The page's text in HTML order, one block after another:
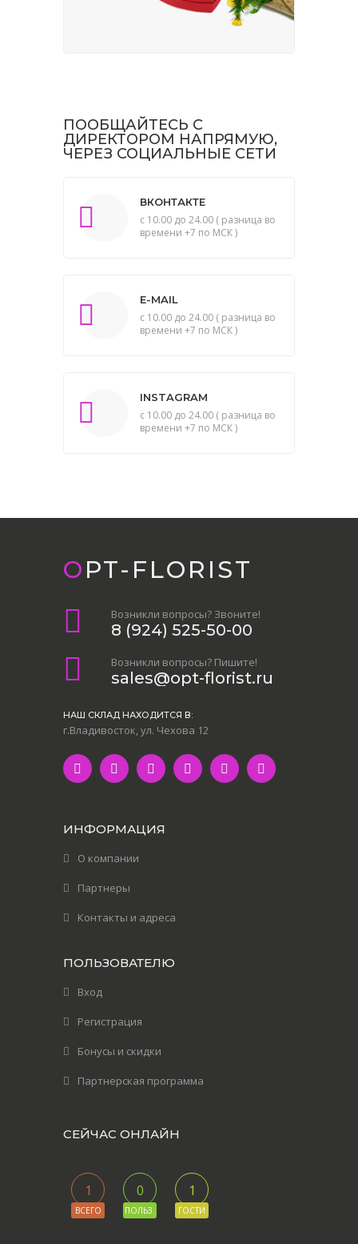
ПООБЩАЙТЕСЬ С
ДИРЕКТОРОМ НАПРЯМУЮ,
ЧЕРЕЗ СОЦИАЛЬНЫЕ СЕТИ
ВКОНТАКТЕ
с 10.00 до 24.00 ( разница во
времени +7 по МСК )
E-MAIL
с 10.00 до 24.00 ( разница во
времени +7 по МСК )
INSTAGRAM
с 10.00 до 24.00 ( разница во
времени +7 по МСК )
OPT-FLORIST
Возникли вопросы? Звоните!
8 (924) 525-50-00
Возникли вопросы? Пишите!
sales@opt-florist.ru
НАШ СКЛАД НАХОДИТСЯ В:
г.Владивосток, ул. Чехова 12
ИНФОРМАЦИЯ
О компании
Партнеры
Контакты и адреса
ПОЛЬЗОВАТЕЛЮ
Вход
Регистрация
Бонусы и скидки
Партнерская программа
СЕЙЧАС ОНЛАЙН
1
ВСЕГО
0
ПОЛЬЗ.
1
ГОСТИ